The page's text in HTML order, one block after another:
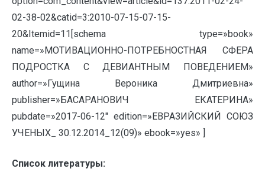
02-38-02&catid=3:2010-07-15-07-15-
20&Itemid=11[schema type=»book»
name=»МОТИВАЦИОННО-ПОТРЕБНОСТНАЯ СФЕРА
ПОДРОСТКА С ДЕВИАНТНЫМ ПОВЕДЕНИЕМ»
author=»Гущина Вероника Дмитриевна»
publisher=»БАСАРАНОВИЧ ЕКАТЕРИНА»
pubdate=»2017-06-12″ edition=»ЕВРАЗИЙСКИЙ СОЮЗ
УЧЕНЫХ_ 30.12.2014_12(09)» ebook=»yes» ]
Список литературы: